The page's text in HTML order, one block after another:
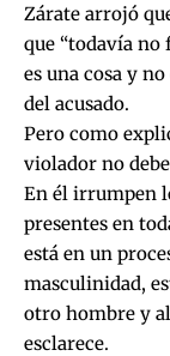
Zárate arrojó
que “todavía no
es una cosa y
del acusado.
Pero como
violador no
En él irrumpen
presentes en
está en un
masculinidad,
otro hombre y al
esclarece.